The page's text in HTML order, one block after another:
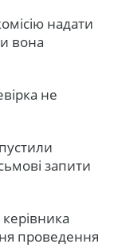
надати
вона
не
запити
проведення